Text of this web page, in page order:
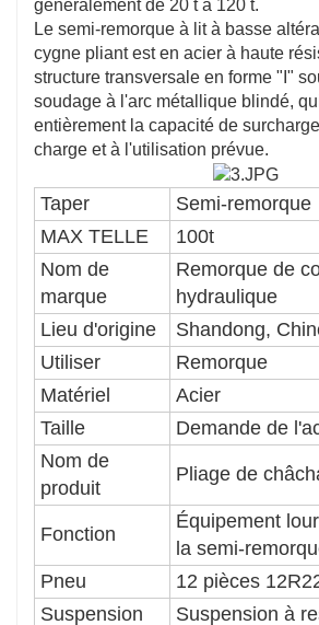
généralement de 20 t à 120 t.
Le semi-remorque à lit à basse
cygne pliant est en acier à haute
structure transversale en forme "I"
soudage à l'arc métallique blindé,
entièrement la capacité de
charge et à l'utilisation prévue.
Taper
Semi-remorque
MAX TELLE
100t
Nom de
marque
Remorque de
hydraulique
Lieu d'origine
Shandong,
Utiliser
Remorque
Matériel
Acier
Taille
Demande de
Nom de
produit
Pliage de
Fonction
Équipement
la semi-
Pneu
12 pièces
Suspension
Suspension à